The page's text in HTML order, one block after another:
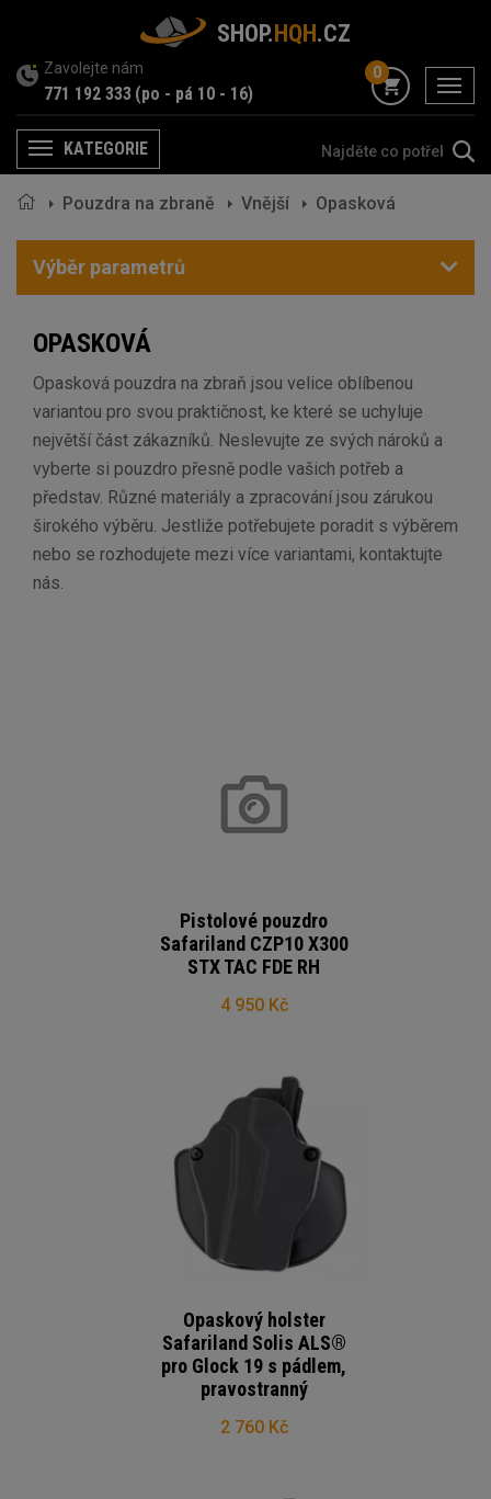
SHOP.HQH.CZ
Zavolejte nám
771 192 333 (po - pá 10 - 16) menu
0
MenuKATEGORIE
Pouzdra na zbraně Vnější Opasková
Výběr parametrů
OPASKOVÁ
Opasková pouzdra na zbraň jsou velice oblíbenou
variantou pro svou praktičnost, ke které se uchyluje
největší část zákazníků. Neslevujte ze svých nároků a
vyberte si pouzdro přesně podle vašich potřeb a
představ. Různé materiály a zpracování jsou zárukou
širokého výběru. Jestliže potřebujete poradit s výběrem
nebo se rozhodujete mezi více variantami, kontaktujte
nás.
Pistolové pouzdro
Safariland CZP10 X300
STX TAC FDE RH
4 950 Kč
Opaskový holster
Safariland Solis ALS®
pro Glock 19 s pádlem,
pravostranný
2 760 Kč